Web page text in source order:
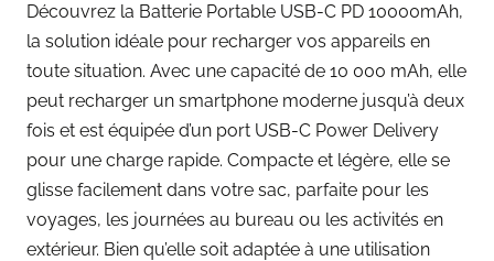
Découvrez la Batterie Portable USB-C PD 10000mAh,
la solution idéale pour recharger vos appareils en
toute situation. Avec une capacité de 10 000 mAh, elle
peut recharger un smartphone moderne jusqu’à deux
fois et est équipée d’un port USB-C Power Delivery
pour une charge rapide. Compacte et légère, elle se
glisse facilement dans votre sac, parfaite pour les
voyages, les journées au bureau ou les activités en
extérieur. Bien qu’elle soit adaptée à une utilisation